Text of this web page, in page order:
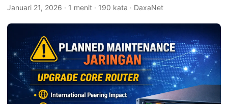
Januari 21, 2026 · 1 menit · 190 kata · DaxaNet